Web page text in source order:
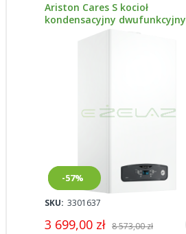
Ariston Cares S kocioł
kondensacyjny dwufunkcyjny
Nowy
-57%
SKU: 3301637
3 699,00 zł 8 573,00 zł